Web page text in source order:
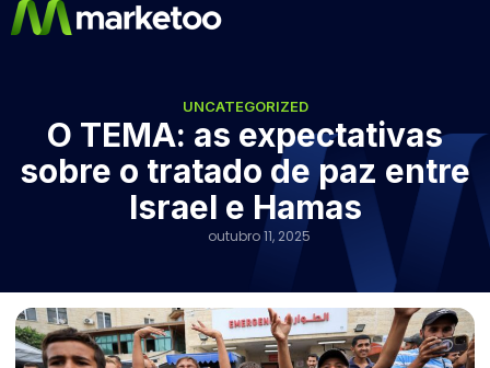
UNCATEGORIZED
O TEMA: as expectativas
sobre o tratado de paz entre
Israel e Hamas
outubro 11, 2025